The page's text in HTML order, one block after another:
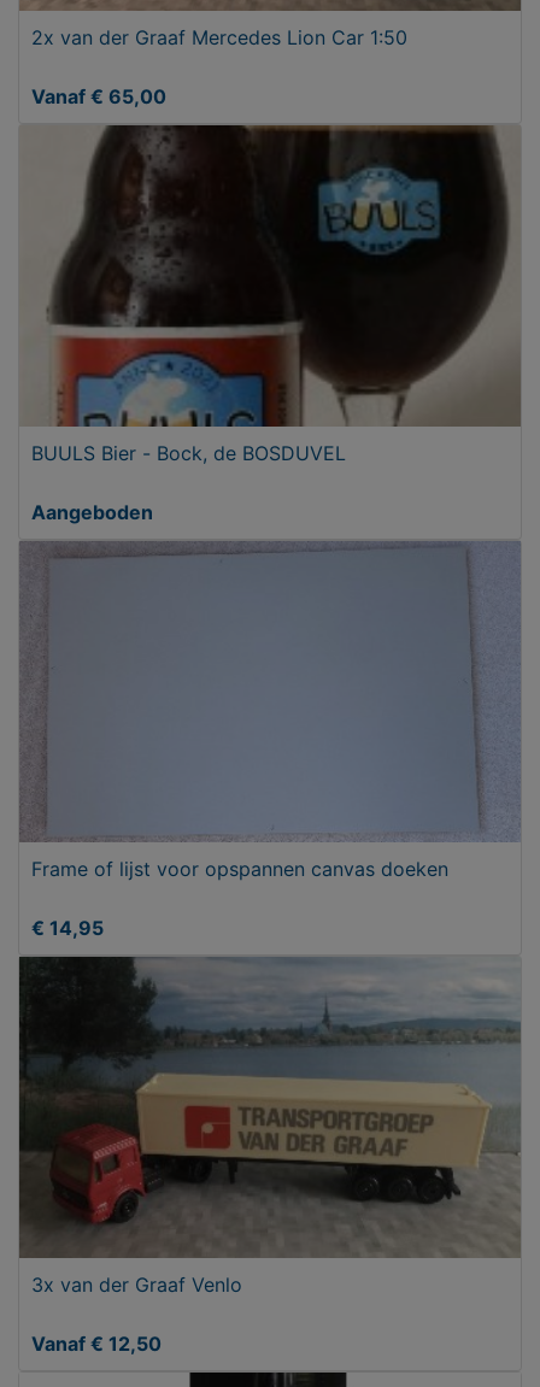
2x van der Graaf Mercedes Lion Car 1:50
Vanaf € 65,00
BUULS Bier - Bock, de BOSDUVEL
Aangeboden
Frame of lijst voor opspannen canvas doeken
€ 14,95
3x van der Graaf Venlo
Vanaf € 12,50